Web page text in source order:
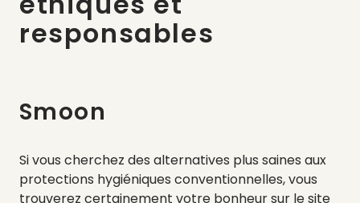
responsables
Smoon
Si vous cherchez des alternatives plus saines aux
protections hygiéniques conventionnelles, vous
trouverez certainement votre bonheur sur le site